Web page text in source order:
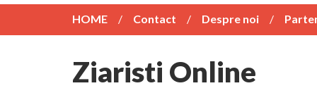
HOME Contact Despre noi
Ziaristi Online